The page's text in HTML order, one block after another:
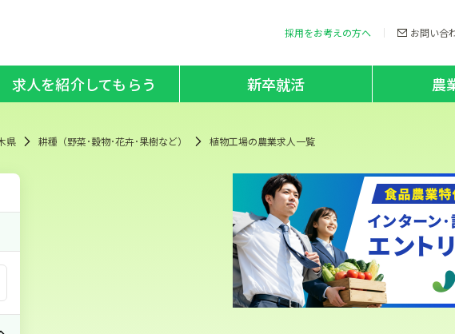
採用をお考えの方へ お問い合
求人を紹介してもらう 新卒就活 農
県 耕種（野菜･穀物･花卉･果樹など） 植物工場の農業求人一覧